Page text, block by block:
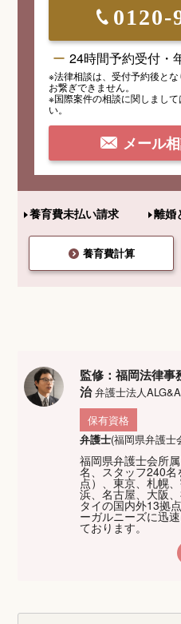
0120-
24時間予約受付・
※法律相談は、受付予約後とな
お繋ぎできません。
※国際案件の相談に関しまして
い。
メール
養育費未払い請求 離婚
養育費計算
監修：福岡法律事
治弁護士法人
保有資格
弁護士(福岡県弁護士
福岡県弁護士会所
名、スタッフ240
点）、東京、札幌
浜、名古屋、大阪
タイの国内外13拠
ーガルニーズに迅
ております。